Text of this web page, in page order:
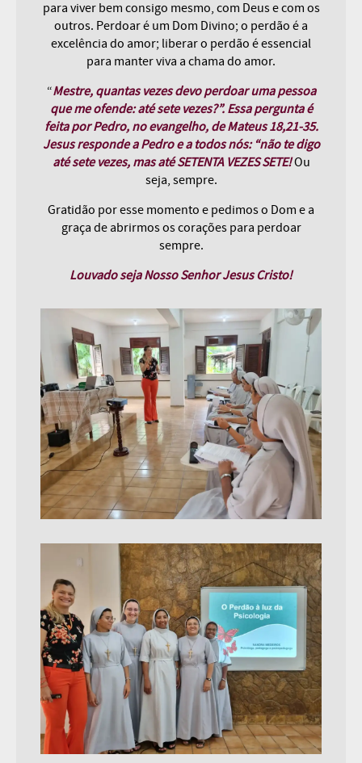
para viver bem consigo mesmo, com Deus e com os
outros. Perdoar é um Dom Divino; o perdão é a
excelência do amor; liberar o perdão é essencial
para manter viva a chama do amor.
“Mestre, quantas vezes devo perdoar uma pessoa
que me ofende: até sete vezes?”. Essa pergunta é
feita por Pedro, no evangelho, de Mateus 18,21-35.
Jesus responde a Pedro e a todos nós: “não te digo
até sete vezes, mas até SETENTA VEZES SETE!Ou
seja, sempre.
Gratidão por esse momento e pedimos o Dom e a
graça de abrirmos os corações para perdoar
sempre.
Louvado seja Nosso Senhor Jesus Cristo!